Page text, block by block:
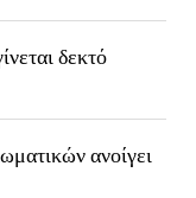
δεκτό
ανοίγει